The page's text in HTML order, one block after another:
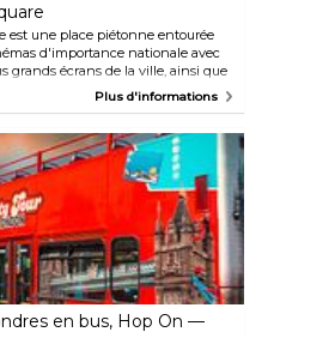
est une place piétonne entourée
d'importance nationale avec
grands écrans de la ville, ainsi que
L'Odéon et l'Empire
pendant votre séjour à Londres.
au milieu de la place est l'endroit
en été ou faire une pause. Les
absolument consulter le
Charles Cinema. Ce cinéma
des projections de films cultes
de films.
Plus d'informations
en bus, Hop On —